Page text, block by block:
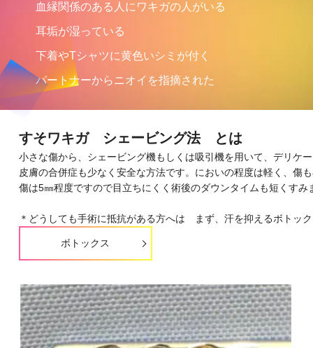
血縁関係のある人にワキガの人がいる
耳垢が湿っている
下着やTシャツに黄色いシミが付く
パートナーからニオイを指摘された
すそワキガ シェービング法 とは
小さな傷から、シェービング機もしくは吸引機を用いて、デリケ
皮膚の合併症も少なく安全な方法です。においの程度は軽く、傷
傷は5㎜程度ですので目立ちにくく術後のダウンタイムも短くす
＊どうしても手術に抵抗がある方へは　まず、汗を抑えるボトッ
ボトックス